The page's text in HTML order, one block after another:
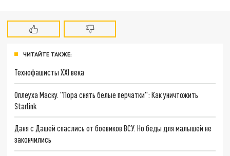
ЧИТАЙТЕ ТАКЖЕ:
Технофашисты XXI века
Оплеуха Маску. "Пора снять белые перчатки": Как уничтожить
Starlink
Даня с Дашей спаслись от боевиков ВСУ. Но беды для малышей не
закончились